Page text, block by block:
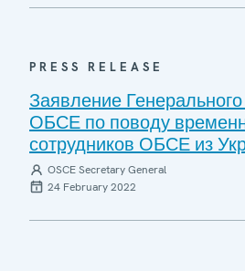
PRESS RELEASE
Заявление Генерального
ОБСЕ по поводу
сотрудников ОБСЕ из
OSCE Secretary General
24 February 2022